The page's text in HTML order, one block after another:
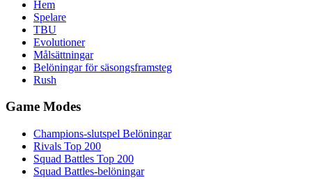
Hem
Spelare
TBU
Evolutioner
Målsättningar
Belöningar för säsongsframsteg
Rush
Game Modes
Champions-slutspel Belöningar
Rivals Top 200
Squad Battles Top 200
Squad Battles-belöningar